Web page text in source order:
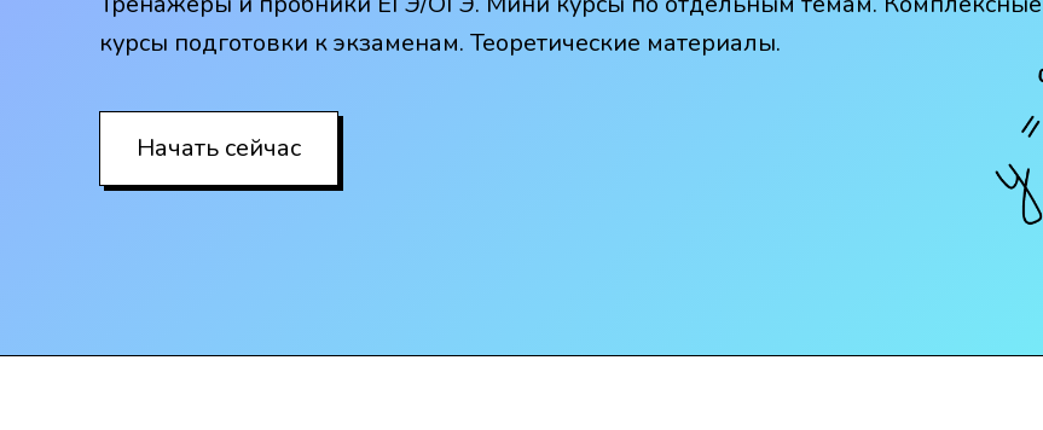
курсы подготовки к экзаменам. Теоретические материалы.
Начать сейчас